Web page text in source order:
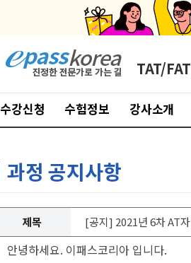
TAT/FAT
수강신청 수험정보 강사소개
과정 공지사항
제목 [공지] 2021년 6차 AT
안녕하세요. 이패스코리아 입니다.